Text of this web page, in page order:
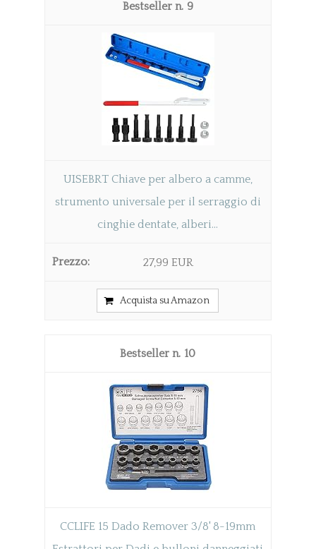
9
UISEBRT Chiave per albero a camme,
strumento universale per il serraggio di
cinghie dentate, alberi...
27,99 EUR
Acquista su Amazon
10
CCLIFE 15 Dado Remover 3/8' 8-19mm